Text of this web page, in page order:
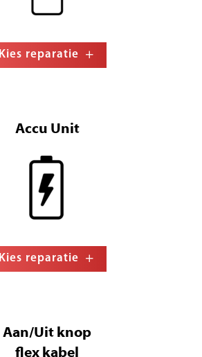
Kies reparatie
Accu Unit
Kies reparatie
Aan/Uit knop
flex kabel